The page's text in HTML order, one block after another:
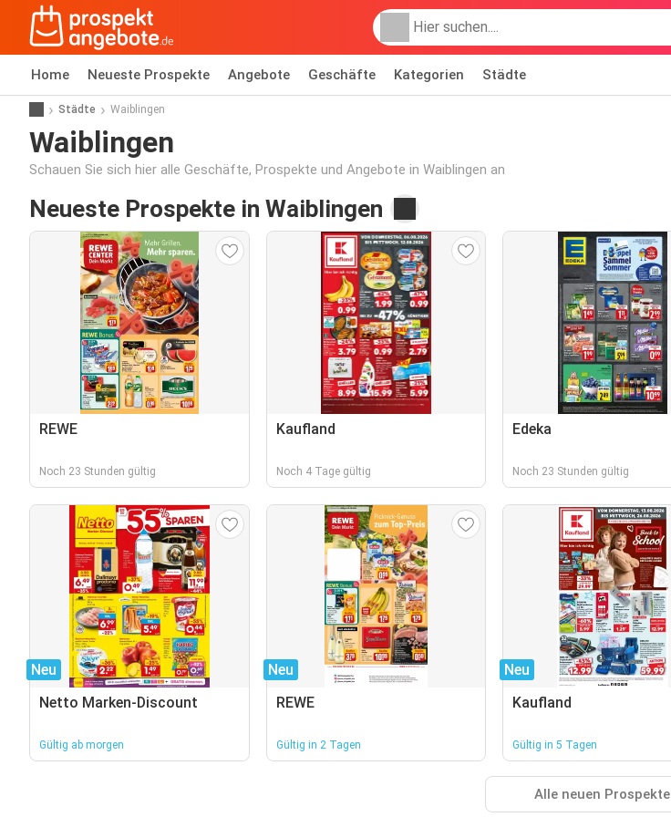
Home Neueste Prospekte Angebote Geschäfte Kategorien Städte
Städte Waiblingen
Waiblingen
Schauen Sie sich hier alle Geschäfte, Prospekte und Angebote in Waiblingen an
Neueste Prospekte in Waiblingen
REWE
Noch 23 Stunden gültig
Kaufland
Noch 4 Tage gültig
Edeka
Noch 23 Stunden gültig
Neu
Netto Marken-Discount
Gültig ab morgen
Neu
REWE
Gültig in 2 Tagen
Neu
Kaufland
Gültig in 5 Tagen
Alle neuen Prospekte